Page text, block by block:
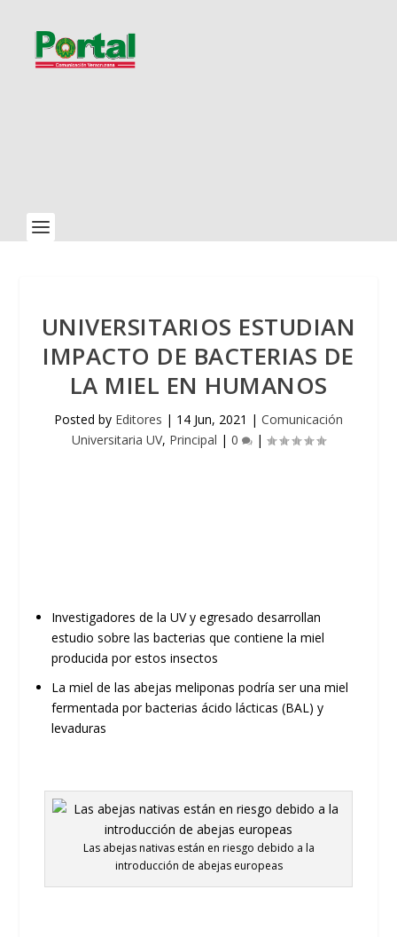
UNIVERSITARIOS ESTUDIAN
IMPACTO DE BACTERIAS DE
LA MIEL EN HUMANOS
Posted by Editores | 14 Jun, 2021 | Comunicación
Universitaria UV, Principal | 0 |
Investigadores de la UV y egresado desarrollan
estudio sobre las bacterias que contiene la miel
producida por estos insectos
La miel de las abejas meliponas podría ser una miel
fermentada por bacterias ácido lácticas (BAL) y
levaduras
Las abejas nativas están en riesgo debido a la
introducción de abejas europeas